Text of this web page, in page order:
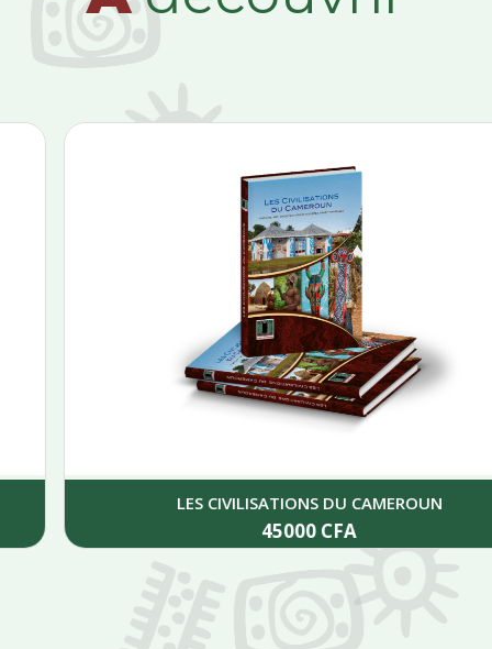
LES CIVILISATIONS DU CAMEROUN
CFA